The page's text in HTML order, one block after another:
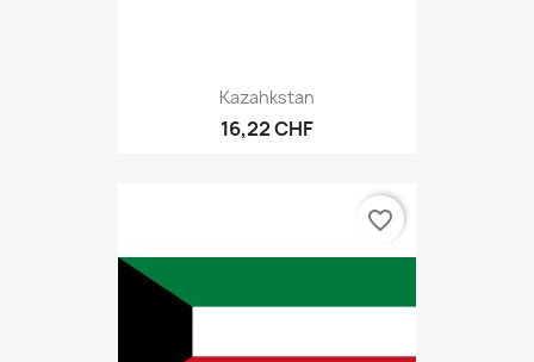
Kazahkstan
16,22 CHF
favorite_border